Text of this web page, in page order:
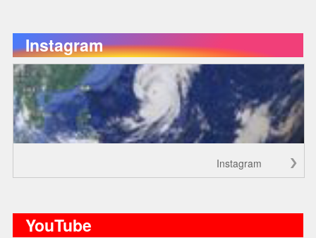
Instagram
Instagram
YouTube